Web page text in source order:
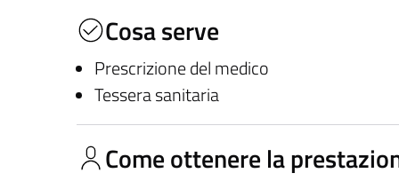
Cosa serve
Prescrizione del medico
Tessera sanitaria
Come ottenere la